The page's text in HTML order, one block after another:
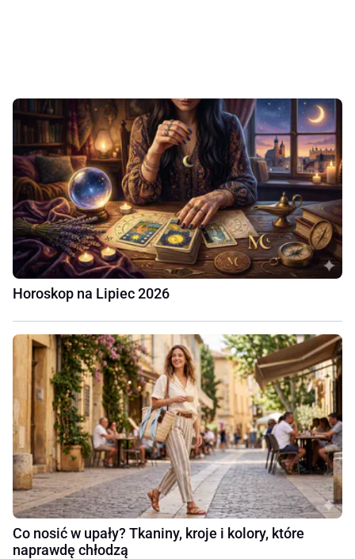
Horoskop na Lipiec 2026
Co nosić w upały? Tkaniny, kroje i kolory, które
naprawdę chłodzą